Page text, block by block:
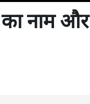
नाम और